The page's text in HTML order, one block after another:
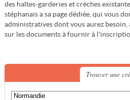
des haltes-garderies et crèches
stéphanais a sa page dédiée, qui vous
administratives dont vous aurez besoin,
sur les documents à fournir à
Trouver une